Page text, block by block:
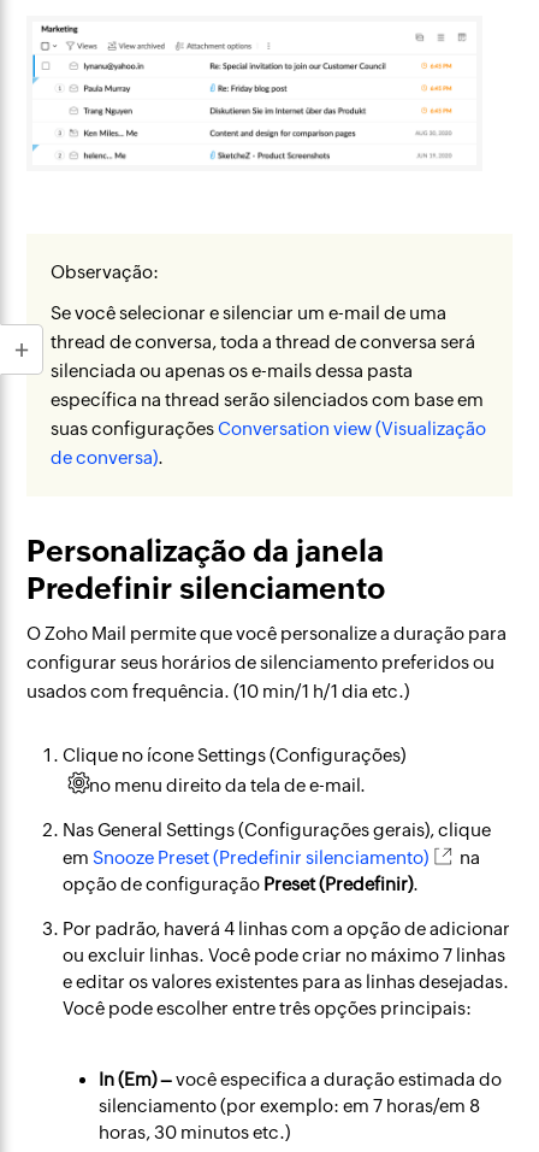
Observação:
Se você selecionar e silenciar um e-mail de uma
thread de conversa, toda a thread de conversa será
silenciada ou apenas os e-mails dessa pasta
específica na thread serão silenciados com base em
suas configuraçõesConversation view (Visualização
de conversa).
Personalização da janela
Predefinir silenciamento
O Zoho Mail permite que você personalize a duração para
configurar seus horários de silenciamento preferidos ou
usados com frequência. (10 min/1 h/1 dia etc.)
Clique no ícone Settings (Configurações)
no menu direito da tela de e-mail.
Nas General Settings (Configurações gerais), clique
emSnooze Preset (Predefinir silenciamento)
na
opção de configuração Preset (Predefinir).
Por padrão, haverá 4 linhas com a opção de adicionar
ou excluir linhas. Você pode criar no máximo 7 linhas
e editar os valores existentes para as linhas desejadas.
Você pode escolher entre três opções principais:
In (Em) –você especifica a duração estimada do
silenciamento (por exemplo: em 7 horas/em 8
horas, 30 minutos etc.)